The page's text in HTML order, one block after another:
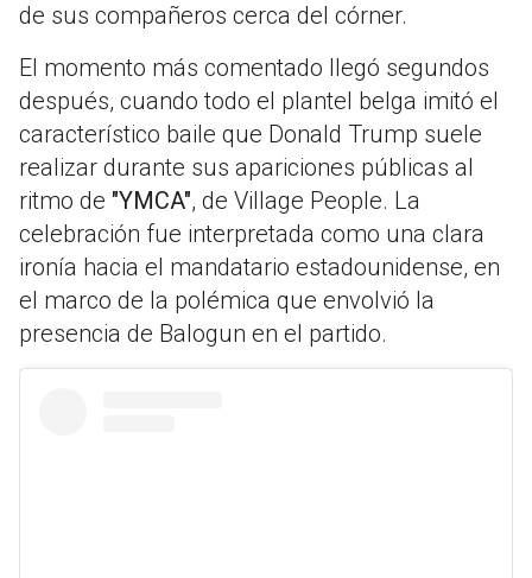
de sus compañeros cerca del córner.
El momento más comentado llegó segundos
después, cuando todo el plantel belga imitó el
característico baile que Donald Trump suele
realizar durante sus apariciones públicas al
ritmo de "YMCA", de Village People. La
celebración fue interpretada como una clara
ironía hacia el mandatario estadounidense, en
el marco de la polémica que envolvió la
presencia de Balogun en el partido.